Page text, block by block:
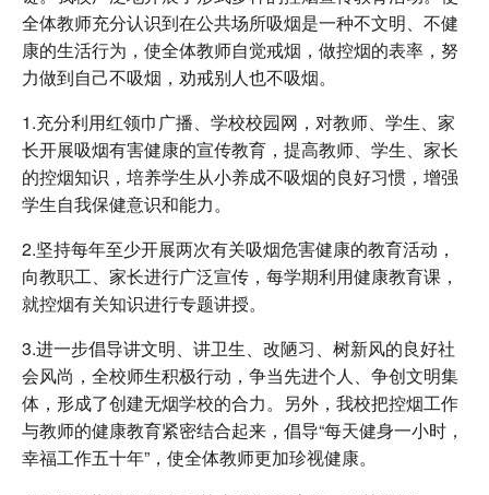
全体教师充分认识到在公共场所吸烟是一种不文明、不健
康的生活行为，使全体教师自觉戒烟，做控烟的表率，努
力做到自己不吸烟，劝戒别人也不吸烟。
1.充分利用红领巾广播、学校校园网，对教师、学生、家
长开展吸烟有害健康的宣传教育，提高教师、学生、家长
的控烟知识，培养学生从小养成不吸烟的良好习惯，增强
学生自我保健意识和能力。
2.坚持每年至少开展两次有关吸烟危害健康的教育活动，
向教职工、家长进行广泛宣传，每学期利用健康教育课，
就控烟有关知识进行专题讲授。
3.进一步倡导讲文明、讲卫生、改陋习、树新风的良好社
会风尚，全校师生积极行动，争当先进个人、争创文明集
体，形成了创建无烟学校的合力。另外，我校把控烟工作
与教师的健康教育紧密结合起来，倡导“每天健身一小时，
幸福工作五十年”，使全体教师更加珍视健康。